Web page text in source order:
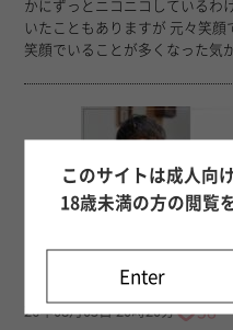
かにずっとニコニコしているわけではな
いたこともありますが 元々笑顔で接客業をやるようになって、より
笑顔でいることが多くなった気
26年08月05日 20時20分 38
このサイトは成人向
18歳未満の方の閲覧
Enter